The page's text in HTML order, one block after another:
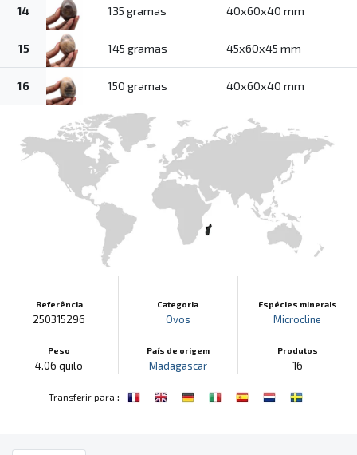
14 135 gramas 40x60x40 mm
15 145 gramas 45x60x45 mm
16 150 gramas 40x60x40 mm
Referência
250315296
Peso
4.06 quilo
Categoria
Ovos
País de origem
Madagascar
Espécies minerais
Microcline
Produtos
16
Transferir para :